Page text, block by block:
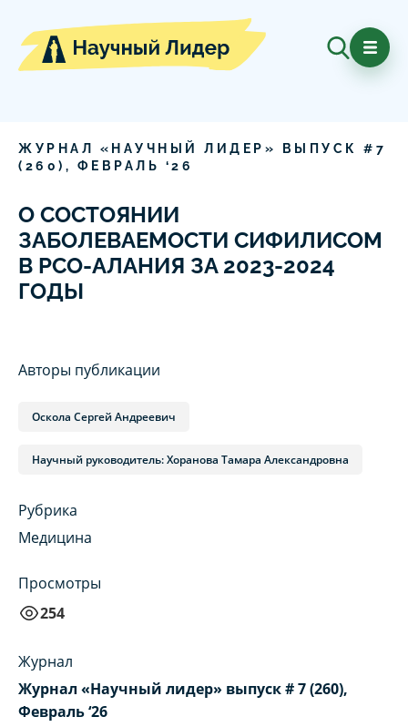
ЖУРНАЛ «НАУЧНЫЙ ЛИДЕР» ВЫПУСК # 7
( 260 ), ФЕВРАЛЬ ‘26
О СОСТОЯНИИ
ЗАБОЛЕВАЕМОСТИ СИФИЛИСОМ
В РСО-АЛАНИЯ ЗА 2023-2024
ГОДЫ
Авторы публикации
Оскола Сергей Андреевич
Научный руководитель: Хоранова Тамара Александровна
Рубрика
Медицина
Просмотры
254
Журнал
Журнал «Научный лидер» выпуск # 7 (260),
Февраль ‘26